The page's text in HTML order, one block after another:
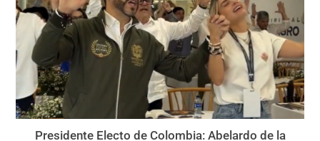
Presidente Electo de Colombia: Abelardo de la